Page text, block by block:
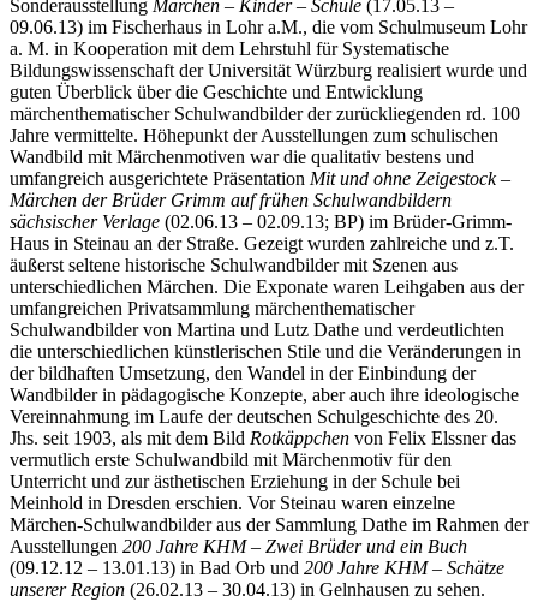
Sonderausstellung Märchen – Kinder – Schule (17.05.13 –
09.06.13) im Fischerhaus in Lohr a.M., die vom Schulmuseum Lohr
a. M. in Kooperation mit dem Lehrstuhl für Systematische
Bildungswissenschaft der Universität Würzburg realisiert wurde und
guten Überblick über die Geschichte und Entwicklung
märchenthematischer Schulwandbilder der zurückliegenden rd. 100
Jahre vermittelte. Höhepunkt der Ausstellungen zum schulischen
Wandbild mit Märchenmotiven war die qualitativ bestens und
umfangreich ausgerichtete Präsentation Mit und ohne Zeigestock –
Märchen der Brüder Grimm auf frühen Schulwandbildern
sächsischer Verlage (02.06.13 – 02.09.13; BP) im Brüder-Grimm-
Haus in Steinau an der Straße. Gezeigt wurden zahlreiche und z.T.
äußerst seltene historische Schulwandbilder mit Szenen aus
unterschiedlichen Märchen. Die Exponate waren Leihgaben aus der
umfangreichen Privatsammlung märchenthematischer
Schulwandbilder von Martina und Lutz Dathe und verdeutlichten
die unterschiedlichen künstlerischen Stile und die Veränderungen in
der bildhaften Umsetzung, den Wandel in der Einbindung der
Wandbilder in pädagogische Konzepte, aber auch ihre ideologische
Vereinnahmung im Laufe der deutschen Schulgeschichte des 20.
Jhs. seit 1903, als mit dem Bild Rotkäppchen von Felix Elssner das
vermutlich erste Schulwandbild mit Märchenmotiv für den
Unterricht und zur ästhetischen Erziehung in der Schule bei
Meinhold in Dresden erschien. Vor Steinau waren einzelne
Märchen-Schulwandbilder aus der Sammlung Dathe im Rahmen der
Ausstellungen 200 Jahre KHM – Zwei Brüder und ein Buch
(09.12.12 – 13.01.13) in Bad Orb und 200 Jahre KHM – Schätze
unserer Region (26.02.13 – 30.04.13) in Gelnhausen zu sehen.